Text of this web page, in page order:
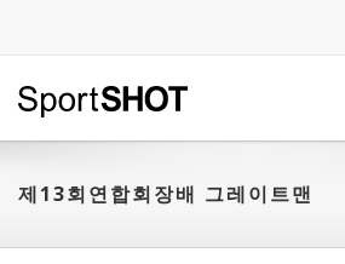
제13회연합회장배 그레이트맨